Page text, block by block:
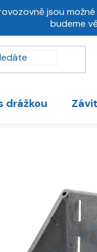
jsou
budeme
drážkou